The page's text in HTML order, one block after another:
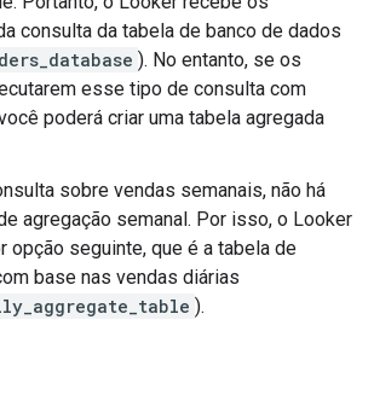
consulta da tabela de banco de dados
). No entanto, se os
esse tipo de consulta com
poderá criar uma tabela agregada
sobre vendas semanais, não há
agregação semanal. Por isso, o Looker
opção seguinte, que é a tabela de
base nas vendas diárias
).